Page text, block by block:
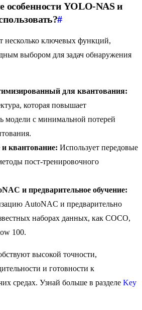
YOLO-NAS и
#
несколько ключевых функций,
выбором для задач обнаружения
для квантования:
которая повышает
модели с минимальной потерей
квантование: Использует передовые
пост-тренировочного
и предварительное обучение:
AutoNAC и предварительно
наборах данных, как COCO,
100.
высокой точности,
и готовности к
средах. Узнай больше в разделе Key